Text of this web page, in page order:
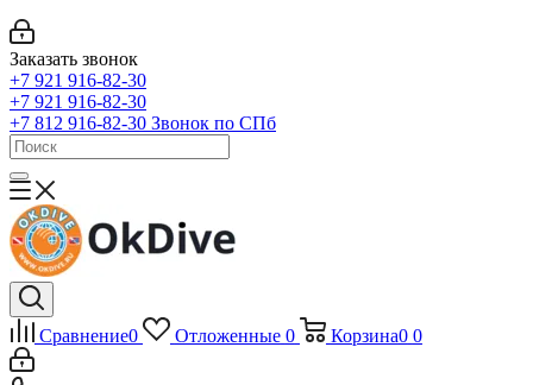
Заказать звонок
+7 921 916-82-30
+7 921 916-82-30
+7 812 916-82-30 Звонок по СПб
Сравнение0 Отложенные 0 Корзина0 0